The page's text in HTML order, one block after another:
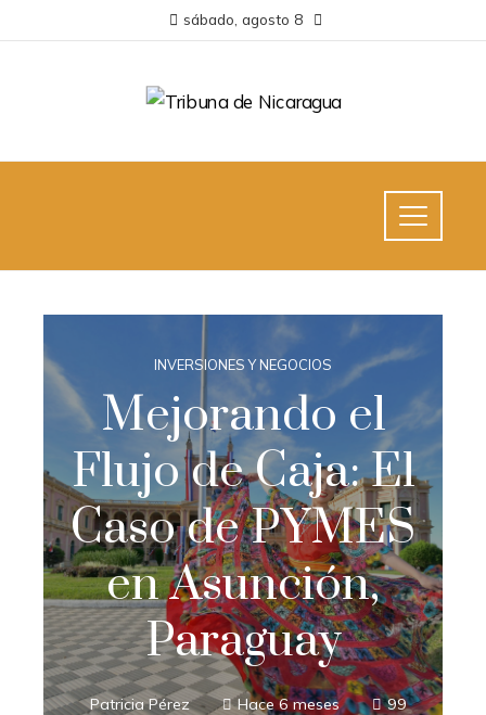
sábado, agosto 8
INVERSIONES Y NEGOCIOS
Mejorando el
Flujo de Caja: El
Caso de PYMES
en Asunción,
Paraguay
Patricia Pérez Hace 6 meses 99